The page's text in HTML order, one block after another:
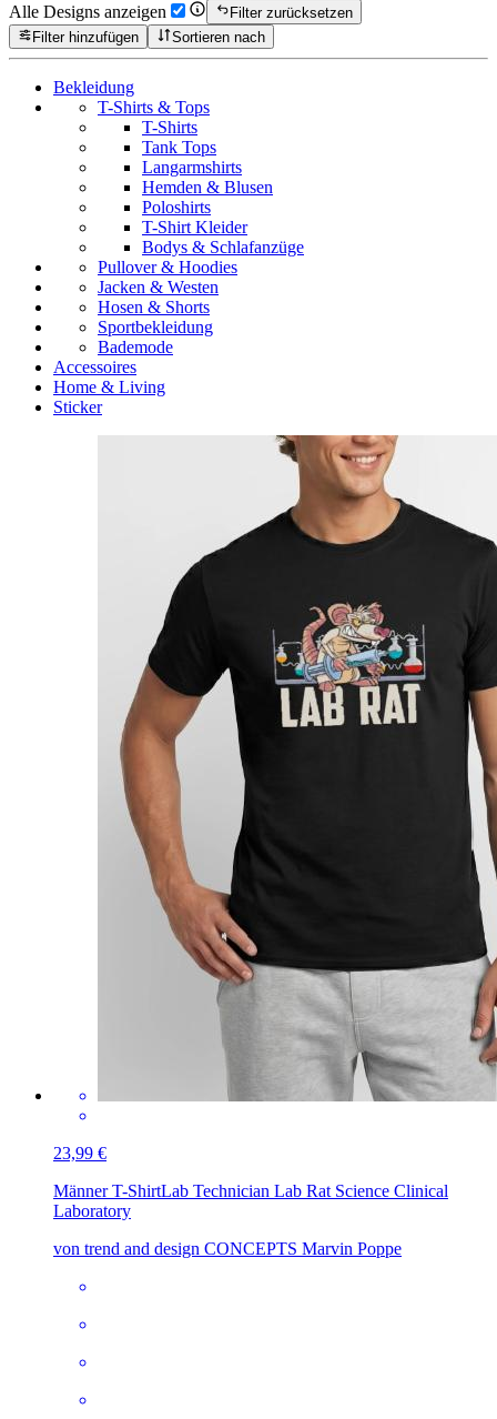
Alle Designs anzeigen
Filter zurücksetzen
Filter hinzufügen
Sortieren nach
Bekleidung
T-Shirts & Tops
T-Shirts
Tank Tops
Langarmshirts
Hemden & Blusen
Poloshirts
T-Shirt Kleider
Bodys & Schlafanzüge
Pullover & Hoodies
Jacken & Westen
Hosen & Shorts
Sportbekleidung
Bademode
Accessoires
Home & Living
Sticker
23,99 €
Männer T-ShirtLab Technician Lab Rat Science Clinical
Laboratory
von trend and design CONCEPTS Marvin Poppe